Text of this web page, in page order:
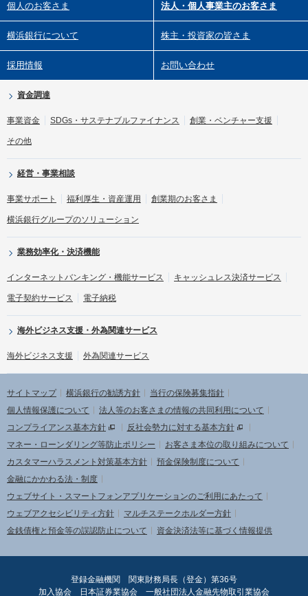
個人のお客さま 法人・個人事業主のお客さま
横浜銀行について 株主・投資家の皆さま
採用情報 お問い合わせ
資金調達
事業資金 SDGs・サステナブルファイナンス 創業・ベンチャー支援
その他
経営・事業相談
事業サポート 福利厚生・資産運用 創業期のお客さま
横浜銀行グループのソリューション
業務効率化・決済機能
インターネットバンキング・機能サービス キャッシュレス決済サービス
電子契約サービス 電子納税
海外ビジネス支援・外為関連サービス
海外ビジネス支援 外為関連サービス
サイトマップ 横浜銀行の勧誘方針
当行の保険募集指針
個人情報保護について
法人等のお客さまの情報の共同利用について
コンプライアンス基本方針
反社会勢力に対する基本方針
マネー・ローンダリング等防止ポリシー
お客さま本位の取り組みについて
カスタマーハラスメント対策基本方針
預金保険制度について
金融にかかわる法・制度
ウェブサイト・スマートフォンアプリケーションのご利用にあたって
ウェブアクセシビリティ方針
マルチステークホルダー方針
金銭債権と預金等の誤認防止について
資金決済法等に基づく情報提供
登録金融機関 関東財務局長（登金）第36号
加入協会 日本証券業協会 一般社団法人金融先物取引業協会